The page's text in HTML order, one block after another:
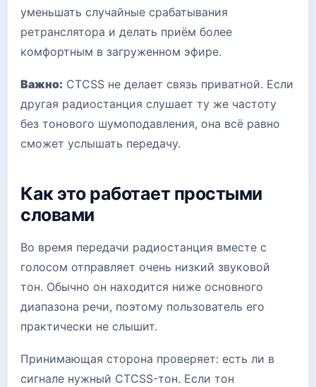
уменьшать случайные срабатывания
ретранслятора и делать приём более
комфортным в загруженном эфире.
Важно: CTCSS не делает связь приватной. Если
другая радиостанция слушает ту же частоту
без тонового шумоподавления, она всё равно
сможет услышать передачу.
Как это работает простыми
словами
Во время передачи радиостанция вместе с
голосом отправляет очень низкий звуковой
тон. Обычно он находится ниже основного
диапазона речи, поэтому пользователь его
практически не слышит.
Принимающая сторона проверяет: есть ли в
сигнале нужный CTCSS-тон. Если тон